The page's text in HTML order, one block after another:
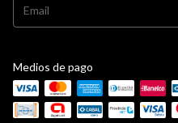
Medios de pago